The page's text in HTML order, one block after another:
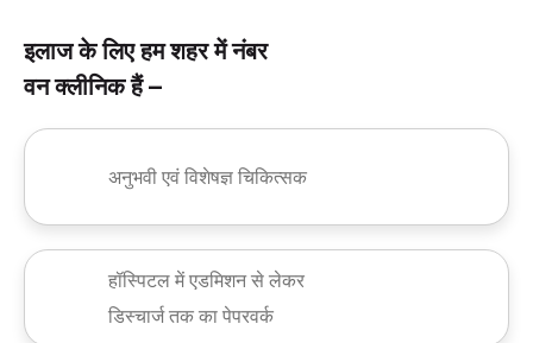
इलाज के लिए हम शहर में नंबर
वन क्लीनिक हैं –
अनुभवी एवं विशेषज्ञ चिकित्सक
हॉस्पिटल में एडमिशन से लेकर
डिस्चार्ज तक का पेपरवर्क